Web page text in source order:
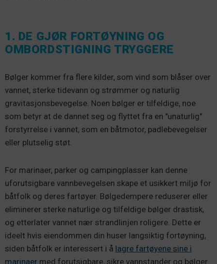
1. DE GJØR FORTØYNING OG
OMBORDSTIGNING TRYGGERE
Bølger kommer fra flere kilder, som vind som blåser over
vannet, sterke tidevann og strømmer og naturlig
gravitasjonsbevegelse. Noen bølger er tilfeldige, noe
som betyr at de dannet seg og flyttet fra en "unaturlig"
forstyrrelse i vannet, som en båtmotor, padlebevegelser
eller plutselig støt.
For marinaer, parker og campingplasser kan denne
uforutsigbare vannbevegelsen skape et usikkert miljø for
båtfolk og deres fartøyer. Bølgedempere reduserer eller
eliminerer sterke naturlige og tilfeldige bølger drastisk,
og etterlater vannet nær strandlinjen roligere. Dette er
ideelt hvis eiendommen din huser langsiktig fortøyning,
siden båtfolk er interessert i å lagre fartøyene sine i
marinaer med forutsigbare, sikre vannstander og bølger.